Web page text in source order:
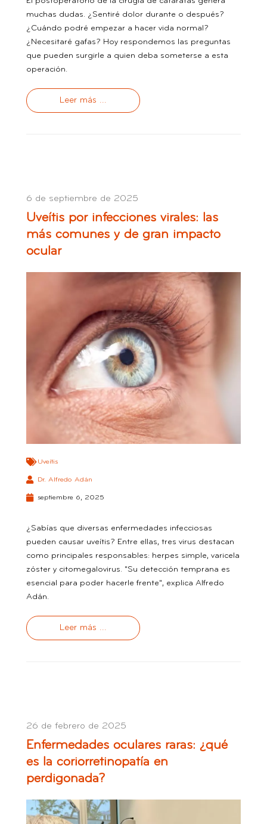
muchas dudas. ¿Sentiré dolor durante o después?
¿Cuándo podré empezar a hacer vida normal?
¿Necesitaré gafas? Hoy respondemos las preguntas
que pueden surgirle a quien deba someterse a esta
operación.
Leer más ...
6 de septiembre de 2025
Uveítis por infecciones virales: las
más comunes y de gran impacto
ocular
Uveítis
Dr. Alfredo Adán
septiembre 6, 2025
¿Sabías que diversas enfermedades infecciosas
pueden causar uveítis? Entre ellas, tres virus destacan
como principales responsables: herpes simple, varicela
zóster y citomegalovirus. "Su detección temprana es
esencial para poder hacerle frente", explica Alfredo
Adán.
Leer más ...
26 de febrero de 2025
Enfermedades oculares raras: ¿qué
es la coriorretinopatía en
perdigonada?